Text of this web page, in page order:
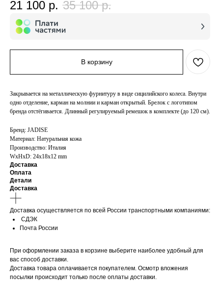
21 100 р. 35 100 р.
В корзину
Закрывается на металлическую фурнитуру в виде сицилийского колеса. Внутри
одно отделение, карман на молнии и карман открытый. Брелок с логотипом
бренда отстёгивается. Длинный регулируемый ремешок в комплекте (до 120 см).
Бренд: JADISE
Материал: Натуральная кожа
Производство: Италия
WxHxD: 24x18x12 mm
Доставка
Оплата
Детали
Доставка
Доставка осуществляется по всей России транспортными компаниями:
СДЭК
Почта России
При оформлении заказа в корзине выберите наиболее удобный для
вас способ доставки.
Доставка товара оплачивается покупателем. Осмотр вложения
посылки происходит только после оплаты доставки.